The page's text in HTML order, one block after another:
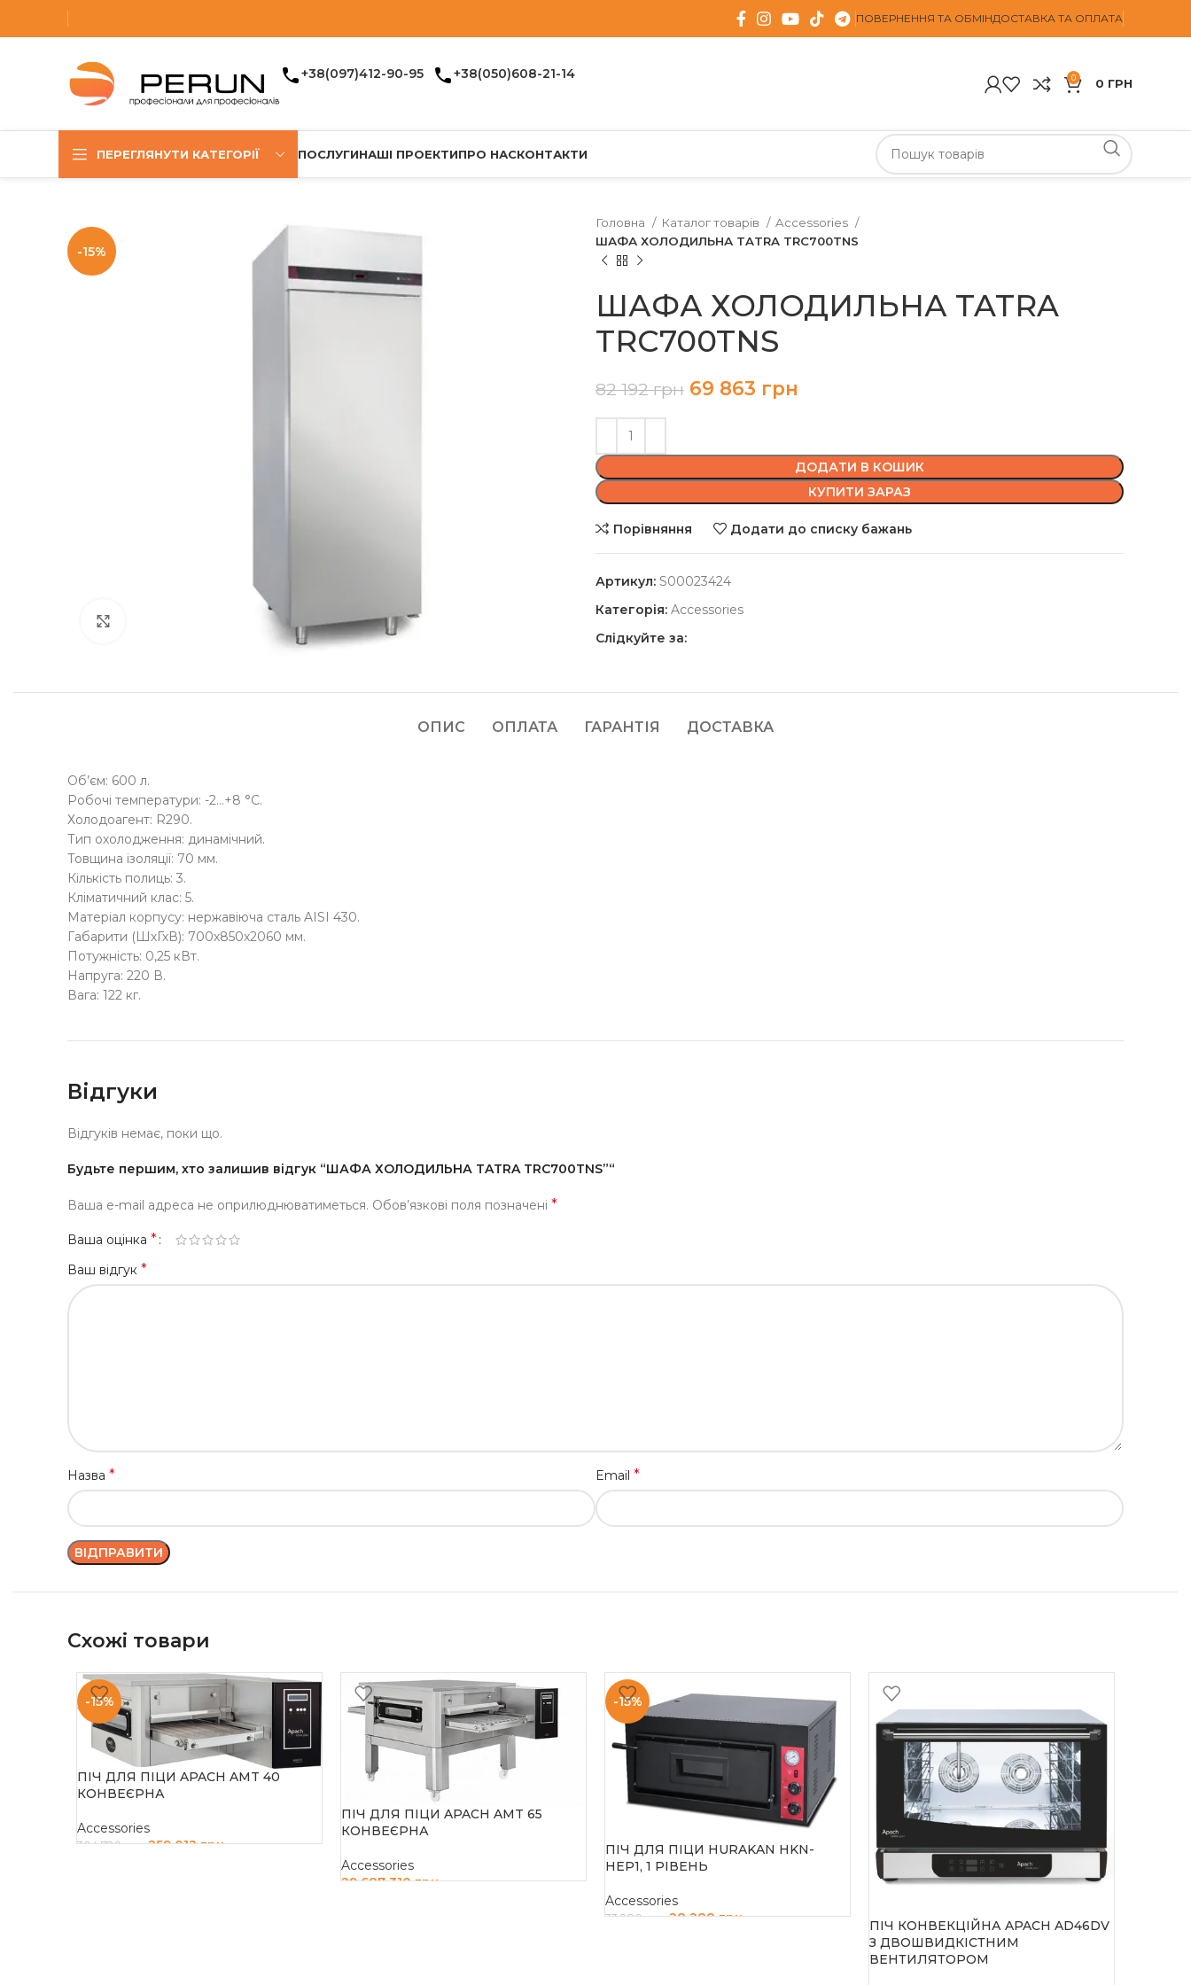
ПОВЕРНЕННЯ ТА ОБМІНДОСТАВКА ТА ОПЛАТА
+38(097)412-90-95 +38(050)608-21-14 0 0 ГРН
ПЕРЕГЛЯНУТИ КАТЕГОРІЇ ПОСЛУГИНАШІ ПРОЕКТИПРО НАСКОНТАКТИ
-15%
Клацніть, щоб збільшити
Головна Каталог товарів
Accessories
ШАФА ХОЛОДИЛЬНА TATRA TRC700TNS
ШАФА ХОЛОДИЛЬНА TATRA
TRC700TNS
82 192грн 69 863 грн
ДОДАТИ В КОШИК
КУПИТИ ЗАРАЗ
Порівняння Додати до списку бажань
Артикул: S00023424
Категорія: Accessories
Слідкуйте за:
ОПИС ОПЛАТА ГАРАНТІЯ ДОСТАВКА
Об’єм: 600 л.
Робочі температури: -2…+8 °C.
Холодоагент: R290.
Тип охолодження: динамічний.
Товщина ізоляції: 70 мм.
Кількість полиць: 3.
Кліматичний клас: 5.
Матеріал корпусу: нержавіюча сталь AISI 430.
Габарити (ШхГхВ): 700х850х2060 мм.
Потужність: 0,25 кВт.
Напруга: 220 В.
Вага: 122 кг.
Відгуки
Відгуків немає, поки що.
Будьте першим, хто залишив відгук “ШАФА ХОЛОДИЛЬНА TATRA TRC700TNS”“
Ваша e-mail адреса не оприлюднюватиметься. Обов’язкові поля позначені *
Ваша оцінка *
Ваш відгук *
Назва * Email *
Схожі товари
-15%
ПІЧ ДЛЯ ПІЦИ APACH AMT 40
КОНВЕЄРНА
Accessories
304 720грн 259 012грн
ПІЧ ДЛЯ ПІЦИ APACH AMT 65
КОНВЕЄРНА
Accessories
29 687 310грн
-15%
ПІЧ ДЛЯ ПІЦИ HURAKAN HKN-
HEP1, 1 РІВЕНЬ
Accessories
33 280грн 28 288грн
ПІЧ КОНВЕКЦІЙНА APACH AD46DV
З ДВОШВИДКІСТНИМ
ВЕНТИЛЯТОРОМ